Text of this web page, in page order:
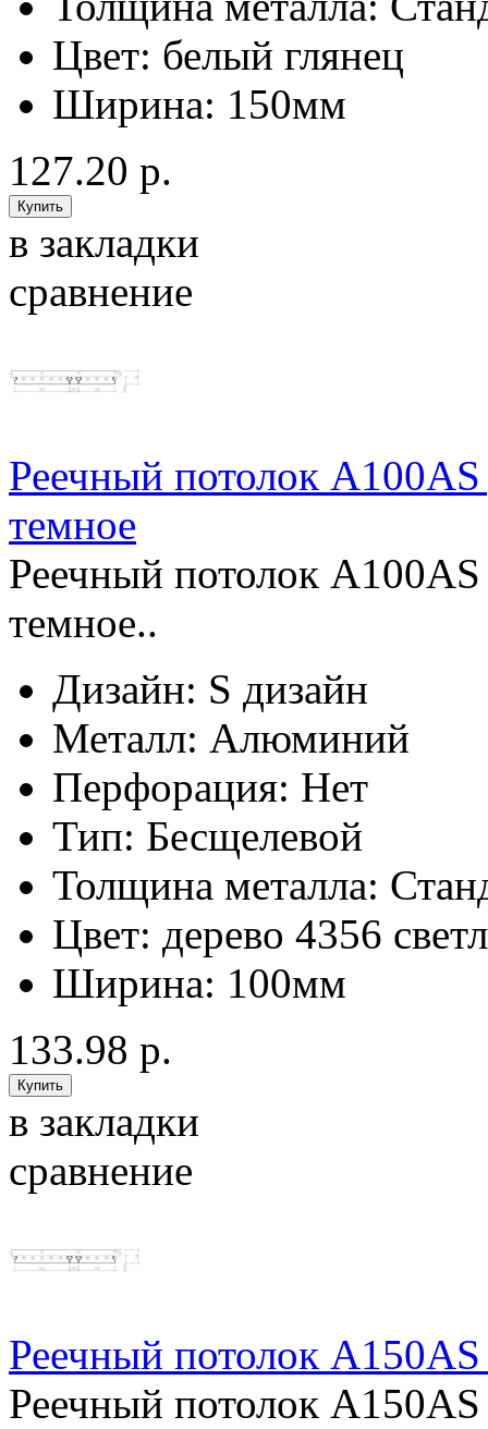
Цвет: белый глянец
Ширина: 150мм
127.20 р.
в закладки
сравнение
Реечный потолок A100AS
темное
Реечный потолок A100AS
темное..
Дизайн: S дизайн
Металл: Алюминий
Перфорация: Нет
Тип: Бесщелевой
Толщина металла:
Цвет: дерево 4356
Ширина: 100мм
133.98 р.
в закладки
сравнение
Реечный потолок
Реечный потолок